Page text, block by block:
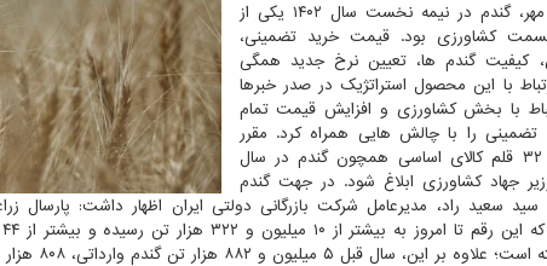
به گزارش آبیاری به نقل از مهر، گندم در نیمه نخست سال ۱۴۰۲ یکی از
کشاورزی بود. قیمت خرید تضمینی،
کیفیت گندم ها، تعیین نرخ جدید همگی
با این محصول استراتژیک در صدر خبرها
با بخش کشاورزی و افزایش قیمت تمام
را با چالش هایی همراه کرد. مقرر
است در هفته جاری قیمت ۳۲ قلم کالای اساسی همچون گندم در سال
از جانب وزیر جهاد کشاورزی ابلاغ شود. در جهت گندم